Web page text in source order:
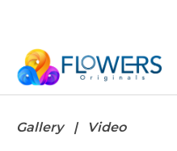
Gallery Video